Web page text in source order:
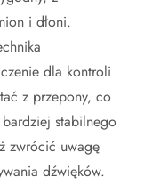
i dłoni.
dla kontroli
z przepony, co
stabilnego
zwrócić uwagę
dźwięków.